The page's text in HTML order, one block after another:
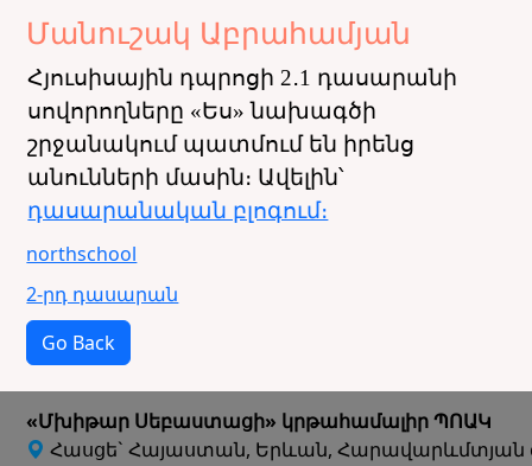
Մանուշակ Աբրահամյան
Հյուսիսային դպրոցի 2․1 դասարանի
սովորողները «Ես» նախագծի
շրջանակում պատմում են իրենց
անունների մասին։ Ավելին՝
դասարանական բլոգում։
northschool
2-րդ դասարան
Go Back
«Մխիթար Սեբաստացի» կրթահամալիր ՊՈԱԿ
Հասցե` Հայաստան, Երևան, Հարավարևմտյան